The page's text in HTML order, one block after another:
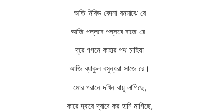
অতি নিবিড় বেদনা বনমাঝে রে
আজি পল্লবে পল্লবে বাজে রে–
দূরে গগনে কাহার পথ চাহিয়া
আজি ব্যাকুল বসুন্ধরা সাজে রে।
মোর পরানে দখিন বায়ু লাগিছে,
কারে দ্বারে দ্বারে কর হানি মাগিছে,